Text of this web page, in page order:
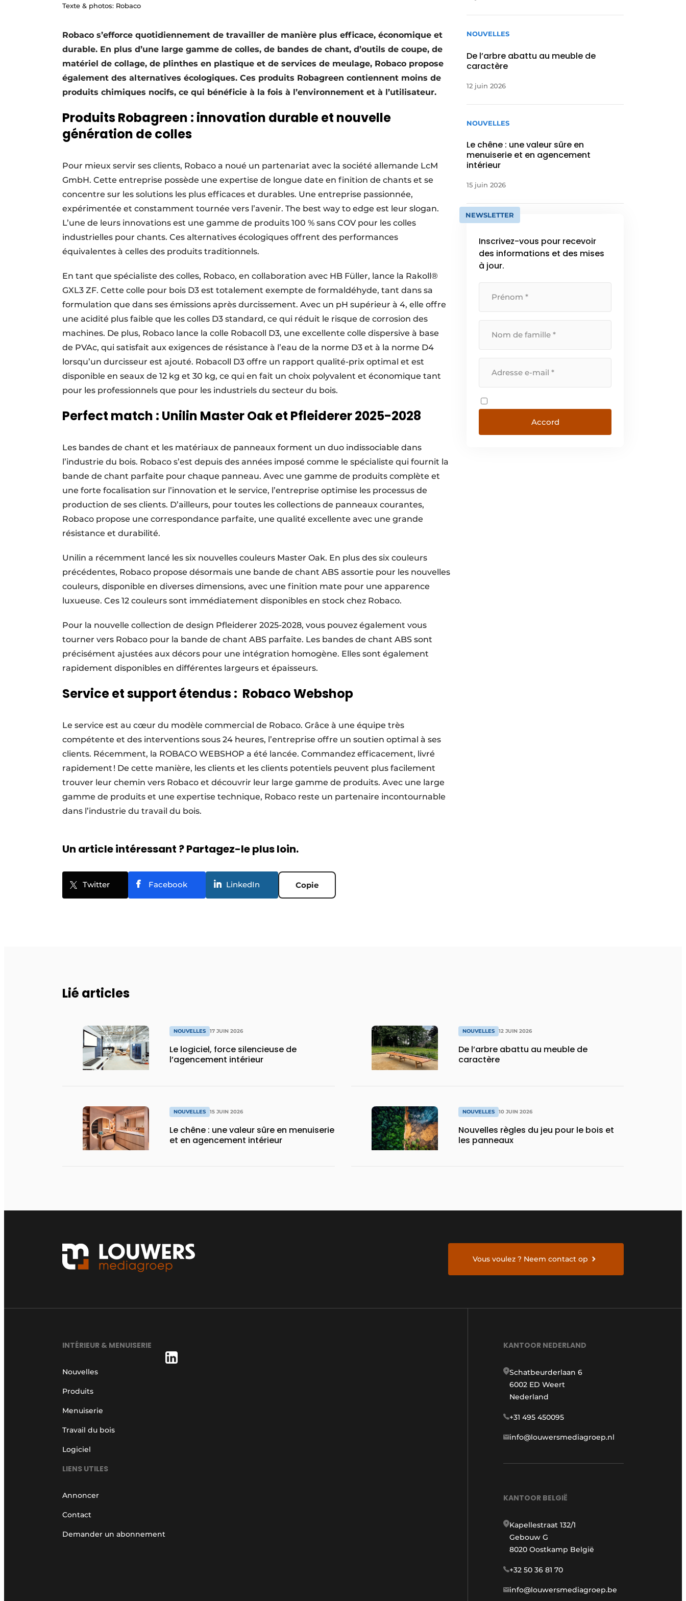
Podcasts
S’inscrire à l’événement
S’inscrire
S’inscrire
Termes et conditions
Video’s
Texte & photos: Robaco
Robaco s’efforce quotidiennement de travailler de manière plus efficace, économique et
durable. En plus d’une large gamme de colles, de bandes de chant, d’outils de coupe, de
matériel de collage, de plinthes en plastique et de services de meulage, Robaco propose
également des alternatives écologiques. Ces produits Robagreen contiennent moins de
produits chimiques nocifs, ce qui bénéficie à la fois à l’environnement et à l’utilisateur.
Produits Robagreen : innovation durable et nouvelle
génération de colles
Pour mieux servir ses clients, Robaco a noué un partenariat avec la société allemande LcM
GmbH. Cette entreprise possède une expertise de longue date en finition de chants et se
concentre sur les solutions les plus efficaces et durables. Une entreprise passionnée,
expérimentée et constamment tournée vers l’avenir. The best way to edge est leur slogan.
L’une de leurs innovations est une gamme de produits 100 % sans COV pour les colles
industrielles pour chants. Ces alternatives écologiques offrent des performances
équivalentes à celles des produits traditionnels.
En tant que spécialiste des colles, Robaco, en collaboration avec HB Füller, lance la Rakoll®
GXL3 ZF. Cette colle pour bois D3 est totalement exempte de formaldéhyde, tant dans sa
formulation que dans ses émissions après durcissement. Avec un pH supérieur à 4, elle offre
une acidité plus faible que les colles D3 standard, ce qui réduit le risque de corrosion des
machines. De plus, Robaco lance la colle Robacoll D3, une excellente colle dispersive à base
de PVAc, qui satisfait aux exigences de résistance à l’eau de la norme D3 et à la norme D4
lorsqu’un durcisseur est ajouté. Robacoll D3 offre un rapport qualité-prix optimal et est
disponible en seaux de 12 kg et 30 kg, ce qui en fait un choix polyvalent et économique tant
pour les professionnels que pour les industriels du secteur du bois.
Perfect match : Unilin Master Oak et Pfleiderer 2025-2028
Les bandes de chant et les matériaux de panneaux forment un duo indissociable dans
l’industrie du bois. Robaco s’est depuis des années imposé comme le spécialiste qui fournit la
bande de chant parfaite pour chaque panneau. Avec une gamme de produits complète et
une forte focalisation sur l’innovation et le service, l’entreprise optimise les processus de
production de ses clients. D’ailleurs, pour toutes les collections de panneaux courantes,
Robaco propose une correspondance parfaite, une qualité excellente avec une grande
résistance et durabilité.
Unilin a récemment lancé les six nouvelles couleurs Master Oak. En plus des six couleurs
précédentes, Robaco propose désormais une bande de chant ABS assortie pour les nouvelles
couleurs, disponible en diverses dimensions, avec une finition mate pour une apparence
luxueuse. Ces 12 couleurs sont immédiatement disponibles en stock chez Robaco.
Pour la nouvelle collection de design Pfleiderer 2025-2028, vous pouvez également vous
tourner vers Robaco pour la bande de chant ABS parfaite. Les bandes de chant ABS sont
précisément ajustées aux décors pour une intégration homogène. Elles sont également
rapidement disponibles en différentes largeurs et épaisseurs.
Service et support étendus : Robaco Webshop
Le service est au cœur du modèle commercial de Robaco. Grâce à une équipe très
compétente et des interventions sous 24 heures, l’entreprise offre un soutien optimal à ses
clients. Récemment, la ROBACO WEBSHOP a été lancée. Commandez efficacement, livré
rapidement ! De cette manière, les clients et les clients potentiels peuvent plus facilement
trouver leur chemin vers Robaco et découvrir leur large gamme de produits. Avec une large
gamme de produits et une expertise technique, Robaco reste un partenaire incontournable
dans l’industrie du travail du bois.
Un article intéressant ? Partagez-le plus loin.
Twitter Facebook LinkedIn Copie
NOUVELLES
De l’arbre abattu au meuble de
caractère
12 juin 2026
NOUVELLES
Le chêne : une valeur sûre en
menuiserie et en agencement
intérieur
15 juin 2026
NEWSLETTER
Inscrivez-vous pour recevoir
des informations et des mises
à jour.
Accord
Lié articles
NOUVELLES 17 JUIN 2026
Le logiciel, force silencieuse de
l’agencement intérieur
NOUVELLES 15 JUIN 2026
Le chêne : une valeur sûre en menuiserie
et en agencement intérieur
NOUVELLES 12 JUIN 2026
De l’arbre abattu au meuble de
caractère
NOUVELLES 10 JUIN 2026
Nouvelles règles du jeu pour le bois et
les panneaux
Vous voulez ? Neem contact op
INTÉRIEUR & MENUISERIE
Nouvelles
Produits
Menuiserie
Travail du bois
Logiciel
LIENS UTILES
Annoncer
Contact
Demander un abonnement
KANTOOR NEDERLAND
Schatbeurderlaan 6
6002 ED Weert
Nederland
+31 495 450095
info@louwersmediagroep.nl
KANTOOR BELGIË
Kapellestraat 132/1
Gebouw G
8020 Oostkamp België
+32 50 36 81 70
info@louwersmediagroep.be